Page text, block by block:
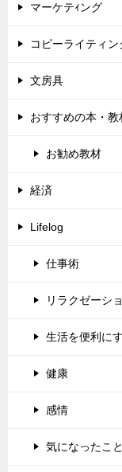
マーケテｨング
コピーライティン
文房具
おすすめの本・教
お勧め教材
経済
Lifelog
仕事術
リラクゼーシ
生活を便利に
健康
感情
気になったこと